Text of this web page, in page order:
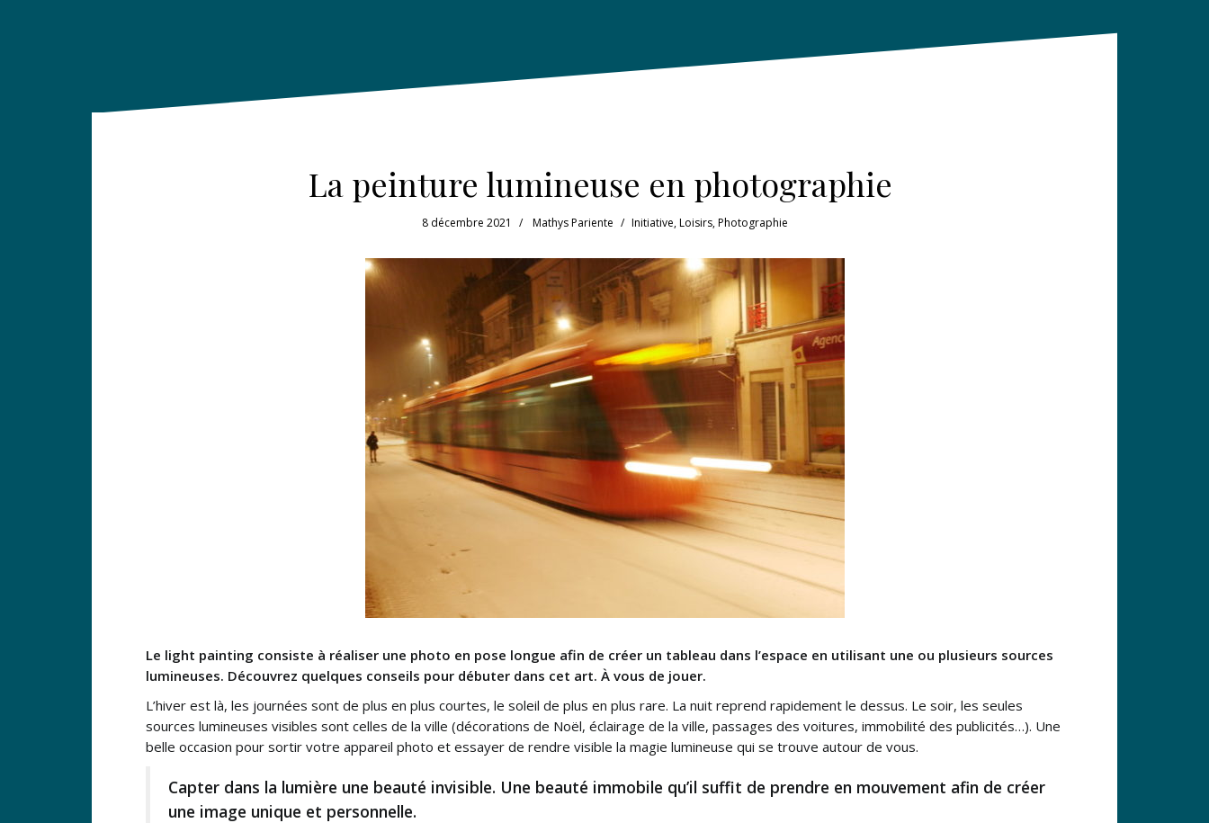
La peinture lumineuse en photographie
8 décembre 2021 Mathys Pariente Initiative,Loisirs,Photographie
Le light painting consiste à réaliser une photo en pose longue afin de créer un tableau dans l’espace en utilisant une ou plusieurs sources
lumineuses. Découvrez quelques conseils pour débuter dans cet art. À vous de jouer.
L’hiver est là, les journées sont de plus en plus courtes, le soleil de plus en plus rare. La nuit reprend rapidement le dessus. Le soir, les seules
sources lumineuses visibles sont celles de la ville (décorations de Noël, éclairage de la ville, passages des voitures, immobilité des publicités…). Une
belle occasion pour sortir votre appareil photo et essayer de rendre visible la magie lumineuse qui se trouve autour de vous.
Capter dans la lumière une beauté invisible. Une beauté immobile qu’il suffit de prendre en mouvement afin de créer
une image unique et personnelle.